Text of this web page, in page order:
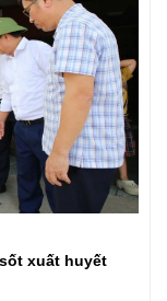
xuất huyết